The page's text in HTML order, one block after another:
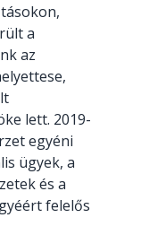
a
az
lett. 2019-
egyéni
ügyek, a
és a
felelős